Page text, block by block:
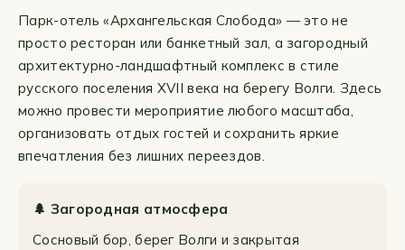
Парк-отель «Архангельская Слобода» — это не
просто ресторан или банкетный зал, а загородный
архитектурно-ландшафтный комплекс в стиле
русского поселения XVII века на берегу Волги. Здесь
можно провести мероприятие любого масштаба,
организовать отдых гостей и сохранить яркие
впечатления без лишних переездов.
🌲 Загородная атмосфера
Сосновый бор, берег Волги и закрытая